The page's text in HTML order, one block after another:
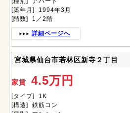
[築年月] 1994年3月
[階数] 1／2階
詳細ページへ
宮城県仙台市若林区新寺２丁目
家賃 4.5万円
[タイプ] 1K
[構造] 鉄筋コン